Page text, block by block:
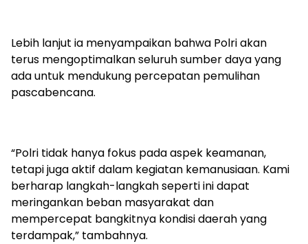
Lebih lanjut ia menyampaikan bahwa Polri akan
terus mengoptimalkan seluruh sumber daya yang
ada untuk mendukung percepatan pemulihan
pascabencana.
“Polri tidak hanya fokus pada aspek keamanan,
tetapi juga aktif dalam kegiatan kemanusiaan. Kami
berharap langkah-langkah seperti ini dapat
meringankan beban masyarakat dan
mempercepat bangkitnya kondisi daerah yang
terdampak,” tambahnya.